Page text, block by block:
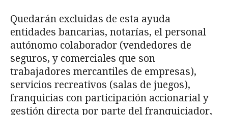
Quedarán excluidas de esta ayuda
entidades bancarias, notarías, el personal
autónomo colaborador (vendedores de
seguros, y comerciales que son
trabajadores mercantiles de empresas),
servicios recreativos (salas de juegos),
franquicias con participación accionarial y
gestión directa por parte del franquiciador,